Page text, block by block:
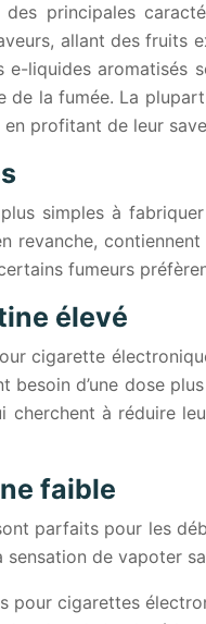
des principales
allant des fruits
liquides
de la fumée. La
profitant de leur
simples à
revanche,
fumeurs
élevé
cigarette
besoin d’une dose
cherchent à réduire
faible
parfaits pour les
de vapoter
cigarettes